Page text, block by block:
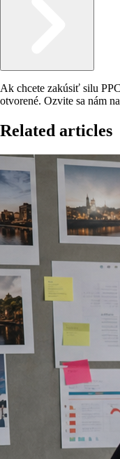
Ak chcete zakúsiť silu
otvorené. Ozvite sa nám
Related articles